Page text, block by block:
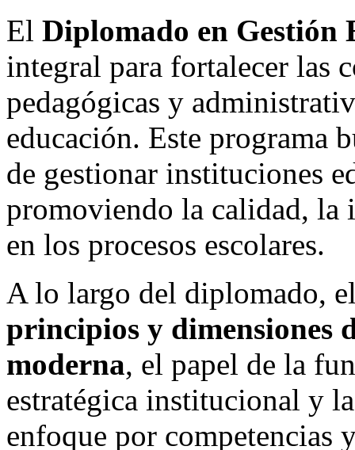
El Diplomado en Gestión
integral para fortalecer las
pedagógicas y
educación. Este programa
de gestionar instituciones
promoviendo la calidad, la
en los procesos escolares.
A lo largo del diplomado,
principios y dimensiones
moderna, el papel de la
estratégica institucional y
enfoque por competencias